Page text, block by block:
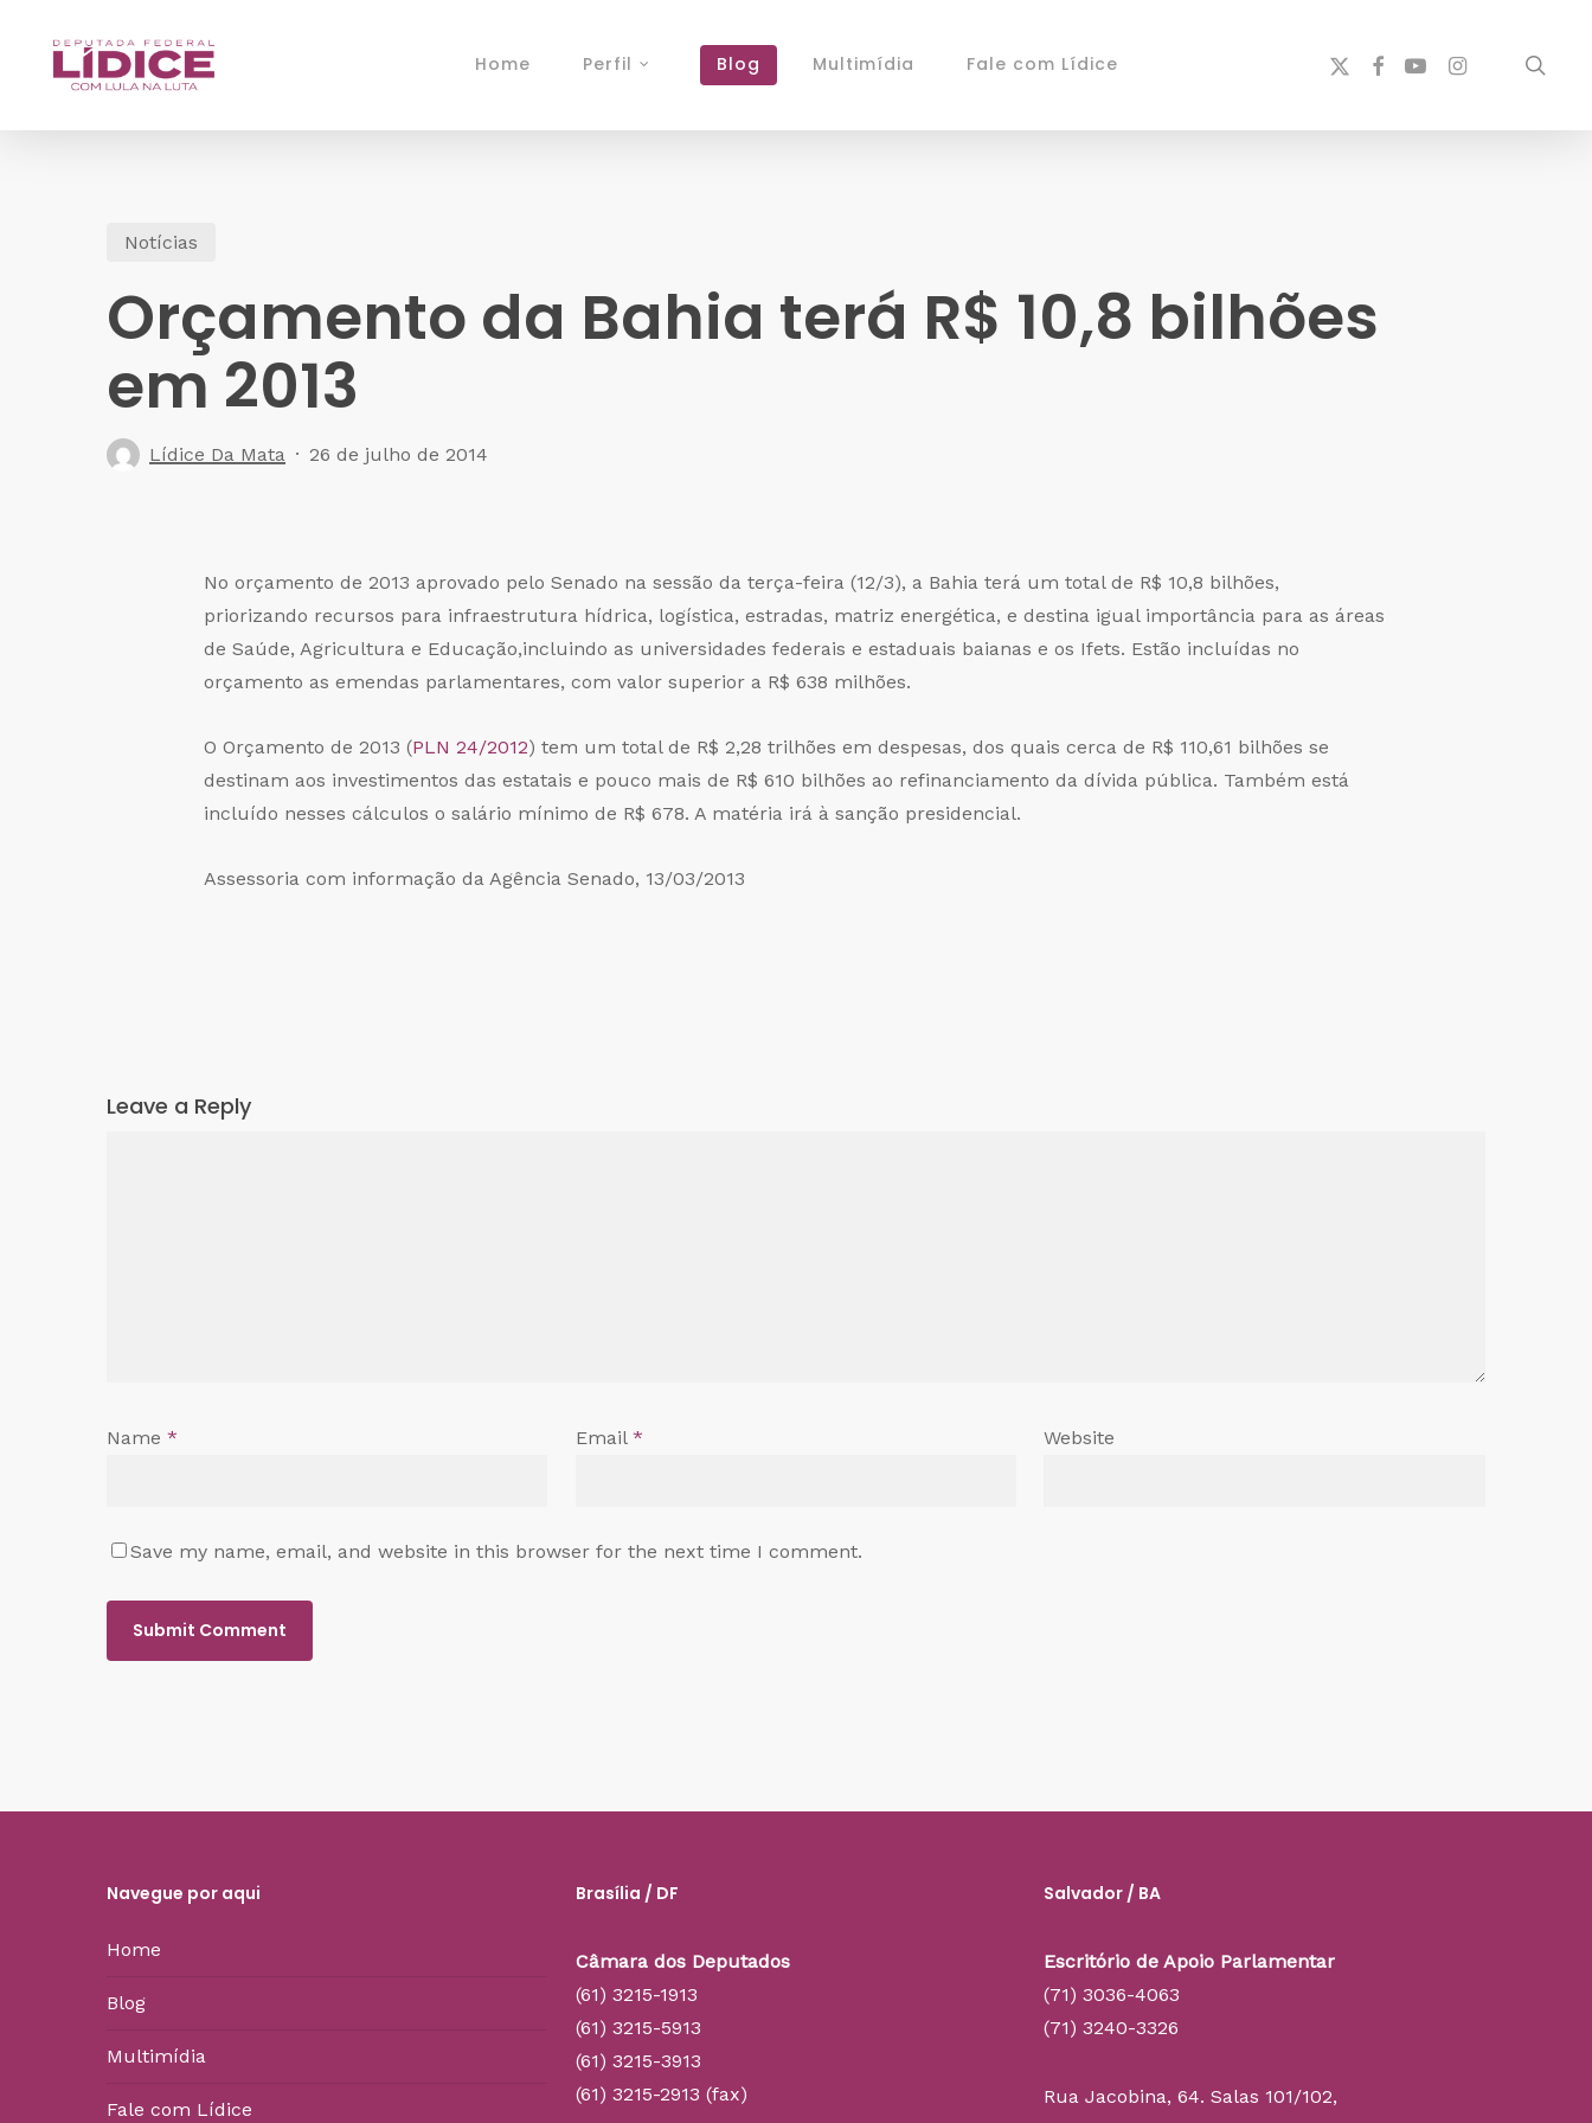
Home Perfil Blog Multimídia Fale com Lídice
x-
facebook
youtubeinstagram
Notícias
Orçamento da Bahia terá R$ 10,8 bilhões
em 2013
Lídice Da Mata 26 de julho de 2014
No orçamento de 2013 aprovado pelo Senado na sessão da terça-feira (12/3), a Bahia terá um total de R$ 10,8 bilhões,
priorizando recursos para infraestrutura hídrica, logística, estradas, matriz energética, e destina igual importância para as áreas
de Saúde, Agricultura e Educação,incluindo as universidades federais e estaduais baianas e os Ifets. Estão incluídas no
orçamento as emendas parlamentares, com valor superior a R$ 638 milhões.
O Orçamento de 2013 (PLN 24/2012) tem um total de R$ 2,28 trilhões em despesas, dos quais cerca de R$ 110,61 bilhões se
destinam aos investimentos das estatais e pouco mais de R$ 610 bilhões ao refinanciamento da dívida pública. Também está
incluído nesses cálculos o salário mínimo de R$ 678. A matéria irá à sanção presidencial.
Assessoria com informação da Agência Senado, 13/03/2013
Leave a Reply
Name * Email * Website
Save my name, email, and website in this browser for the next time I comment.
Navegue por aqui
Home
Blog
Multimídia
Fale com Lídice
Brasília / DF
Câmara dos Deputados
(61) 3215-1913
(61) 3215-5913
(61) 3215-3913
(61) 3215-2913 (fax)
Salvador / BA
Escritório de Apoio Parlamentar
(71) 3036-4063
(71) 3240-3326
Rua Jacobina, 64. Salas 101/102,